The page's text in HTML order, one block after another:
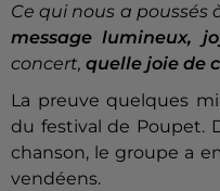
Ce qui nous a poussés
message lumineux,
concert, quelle joie de
La preuve quelques
du festival de Poupet.
chanson, le groupe a
vendéens.